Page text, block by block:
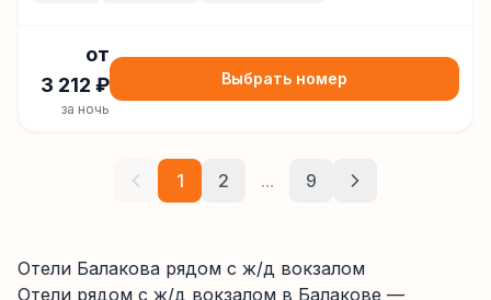
от
3 212 ₽
за ночь
Выбрать номер
1 2 ... 9
Отели Балакова рядом с ж/д вокзалом
Отели рядом с ж/д вокзалом в Балакове —